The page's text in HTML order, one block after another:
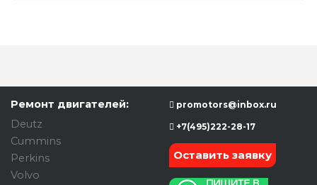
Ремонт двигателей:
Deutz
Cummins
Perkins
Volvo
promotors@inbox.ru
+7(495)222-28-17
Оставить заявку